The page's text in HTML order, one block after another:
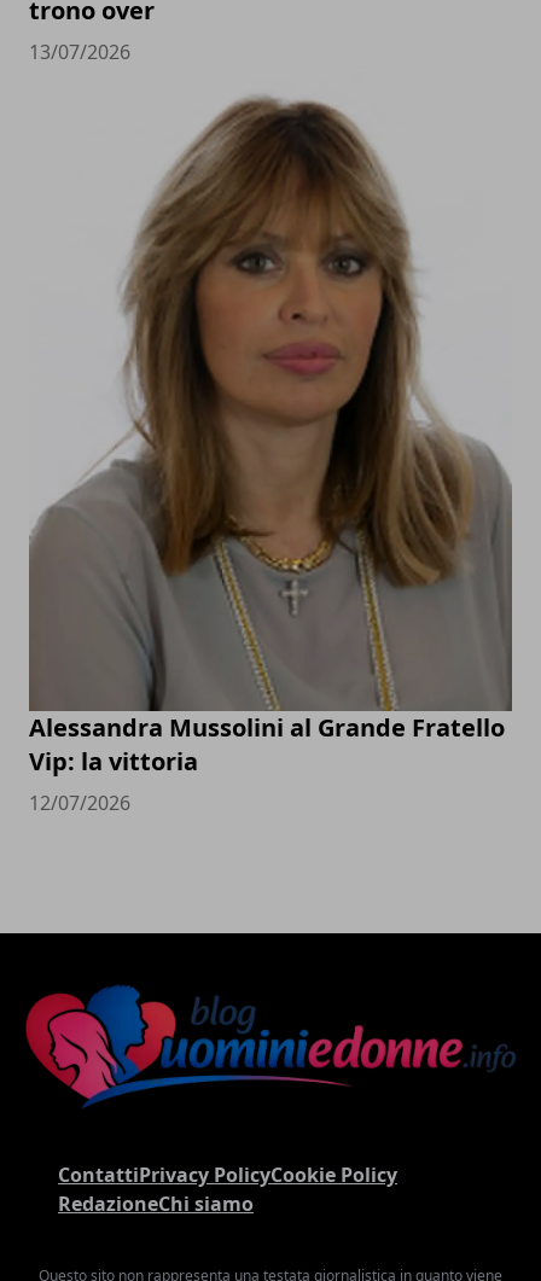
trono over
13/07/2026
Alessandra Mussolini al Grande Fratello
Vip: la vittoria
12/07/2026
ContattiPrivacy PolicyCookie Policy
RedazioneChi siamo
Questo sito non rappresenta una testata giornalistica in quanto viene